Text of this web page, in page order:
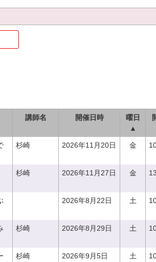
講師名 開催日時
曜日
▲
杉崎 2026年11月20日 金
杉崎 2026年11月27日 金
2026年8月22日 土
杉崎 2026年8月29日 土
杉崎 2026年9月5日 土